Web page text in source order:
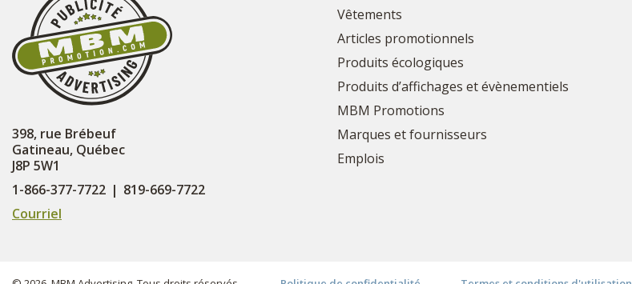
398, rue Brébeuf
Gatineau, Québec
J8P 5W1
1-866-377-7722 | 819-669-7722
Courriel
Vêtements
Articles promotionnels
Produits écologiques
Produits d’affichages et évènementiels
MBM Promotions
Marques et fournisseurs
Emplois